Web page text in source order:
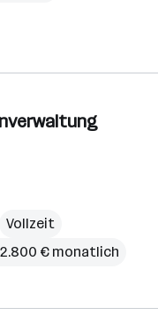
Vollzeit
2.800 € monatlich